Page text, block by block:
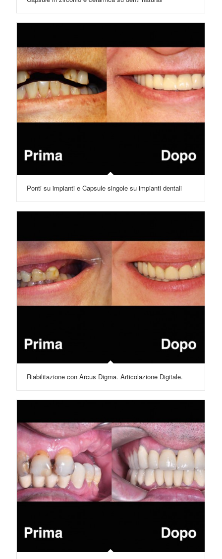
Ponti su impianti e Capsule singole su impianti dentali
Riabilitazione con Arcus Digma. Articolazione Digitale.